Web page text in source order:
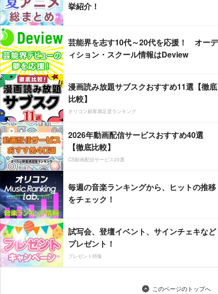
挙紹介！
芸能界を志す10代～20代を応援！ オーデ
ィション・スクール情報はDeview
漫画読み放題サブスクおすすめ11選【徹底
比較】
オリコン顧客満足度ランキング
2026年動画配信サービスおすすめ40選
【徹底比較】
CS動画配信サービス20選
毎週の音楽ランキングから、ヒットの推移
をチェック！
試写会、登壇イベント、サインチェキなど
プレゼント！
プレゼント特集
このページのトップへ